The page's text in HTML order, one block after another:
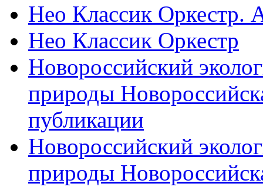
Нео Классик Оркестр.
Нео Классик Оркестр
Новороссийский
природы
публикации
Новороссийский
природы